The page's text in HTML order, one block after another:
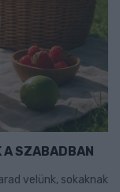
A SZABADBAN
velünk, sokaknak